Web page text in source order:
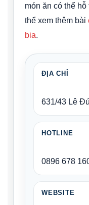
món ăn có thể
thể xem thêm bài
bia
ĐỊA CHỈ
631/43 Lê
HOTLINE
0896 678
WEBSITE